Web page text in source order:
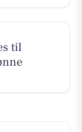
til